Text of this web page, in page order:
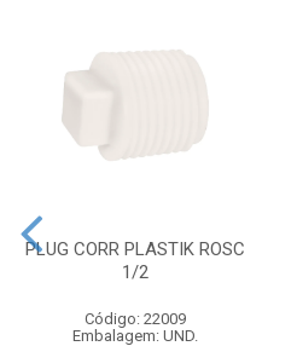
PLUG CORR PLASTIK ROSC
1/2
Código: 22009
Embalagem: UND.